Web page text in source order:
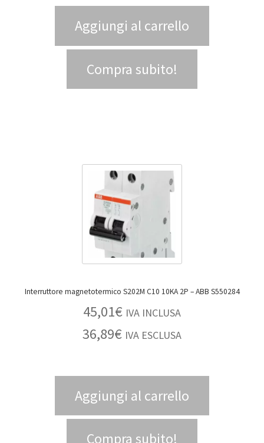
Aggiungi al carrello
Compra subito!
Interruttore magnetotermico S202M C10 10KA 2P – ABB S550284
45,01€ IVA INCLUSA
36,89€ IVA ESCLUSA
Aggiungi al carrello
Compra subito!